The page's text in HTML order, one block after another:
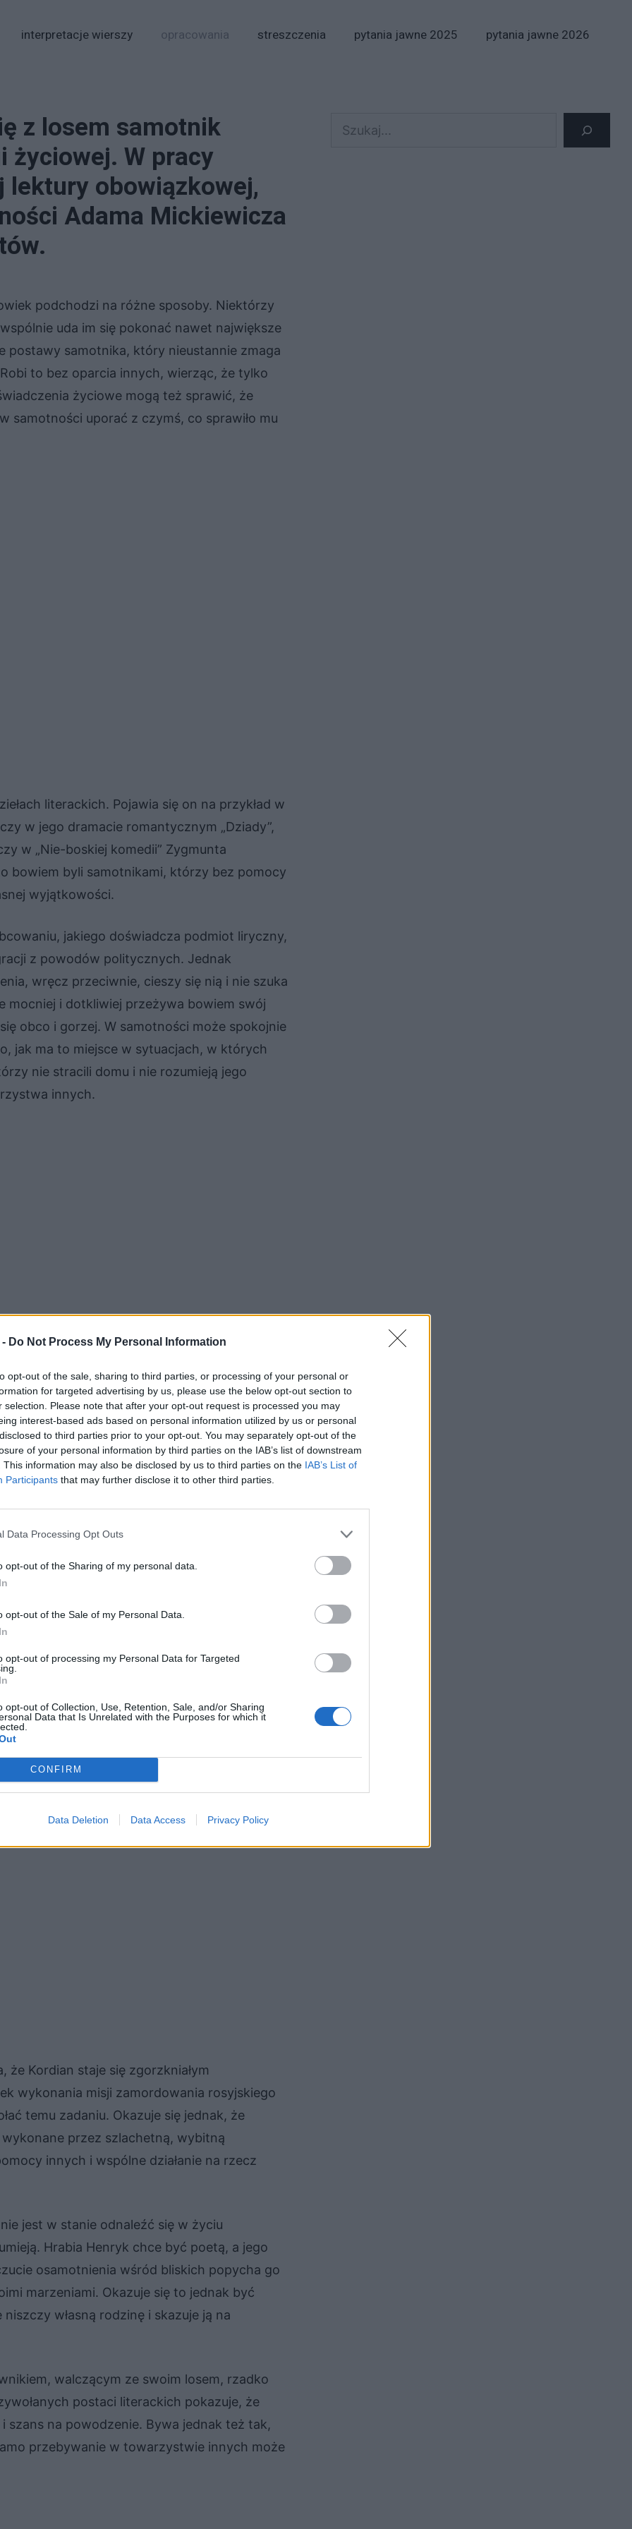
Do Not Process My Personal Information
opt-out of the sale, sharing to third parties, or processing of your personal or
for targeted advertising by us, please use the below opt-out section to
selection. Please note that after your opt-out request is processed you may
interest-based ads based on personal information utilized by us or personal
to third parties prior to your opt-out. You may separately opt-out of the
of your personal information by third parties on the IAB’s list of downstream
This information may also be disclosed by us to third parties on the IAB’s List of
Participants that may further disclose it to other third parties.
Data Processing Opt Outs
opt-out of the Sharing of my personal data.
opt-out of the Sale of my Personal Data.
opt-out of processing my Personal Data for Targeted
opt-out of Collection, Use, Retention, Sale, and/or Sharing
Data that Is Unrelated with the Purposes for which it
CONFIRM
Data Deletion Data Access Privacy Policy
interpretacje wierszy opracowania streszczenia pytania jawne 2025 pytania jawne 2026
z losem samotnik
życiowej. W pracy
lektury obowiązkowej,
Adama Mickiewicza
podchodzi na różne sposoby. Niektórzy
uda im się pokonać nawet największe
postawy samotnika, który nieustannie zmaga
to bez oparcia innych, wierząc, że tylko
życiowe mogą też sprawić, że
samotności uporać z czymś, co sprawiło mu
literackich. Pojawia się on na przykład w
w jego dramacie romantycznym „Dziady”,
w „Nie-boskiej komedii” Zygmunta
bowiem byli samotnikami, którzy bez pomocy
wyjątkowości.
jakiego doświadcza podmiot liryczny,
z powodów politycznych. Jednak
wręcz przeciwnie, cieszy się nią i nie szuka
mocniej i dotkliwiej przeżywa bowiem swój
obco i gorzej. W samotności może spokojnie
jak ma to miejsce w sytuacjach, w których
nie stracili domu i nie rozumieją jego
innych.
do wody, która chłodzi człowieka w upalne
przebywać w niej wiecznie i zmuszony
wśród ludzi. Chwile te są jednak dla niego
ulgi. Mickiewicz opisuje więc
jest poczucie samotności wśród innych.
chce także zostać duchowym
miłość i czuje przez nią ból, którego inni
na siebie obowiązki i cierpienie całego
sprawia, że Konrad jest wyobcowanym
innych.
niego odpowiedzi i ich nie otrzymując. To
że jeszcze bardziej zmaga się on ze
cenę za swoją wyjątkowość, która wyróżnia
przerastające możliwości zwykłej
według Mickiewicza.
Słowackiego. Bohater ciężko przeżywa
sobie po tym życie. Gdy wraca do zdrowia,
duchowo i zaczyna rozumieć, jak działa
Kordian staje się zgorzkniałym
wykonania misji zamordowania rosyjskiego
temu zadaniu. Okazuje się jednak, że
przez szlachetną, wybitną
innych i wspólne działanie na rzecz
jest w stanie odnaleźć się w życiu
Hrabia Henryk chce być poetą, a jego
osamotnienia wśród bliskich popycha go
marzeniami. Okazuje się to jednak być
własną rodzinę i skazuje ją na
walczącym ze swoim losem, rzadko
postaci literackich pokazuje, że
szans na powodzenie. Bywa jednak też tak,
przebywanie w towarzystwie innych może
Szukaj